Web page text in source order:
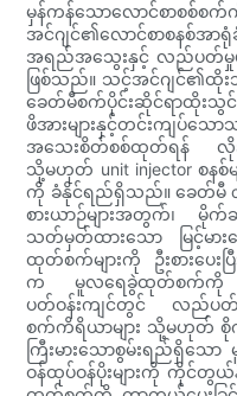
မှန်ကန်သောလောင်စာစ
အင်ဂျင်၏လောင်စာစနစ်အ
အရည်အသွေးနှင့် လည်ပတ်မှုပတ်
ဖြစ်သည်။ သင့်အင်ဂျင်၏ထိုးသွ
ခေတ်မီစက်ပိုင်းဆိုင်ရာထိုးသွင်
ဖိအားများနှင့်တင်းကျပ်
အသေးစိတ်စစ်ထုတ်ရန် လို
သို့မဟုတ် unit injector စနစ်
ကို ခံနိုင်ရည်ရှိသည်။ ခေတ်မီ
စားယာဉ်များအတွက်၊ မို
သတ်မှတ်ထားသော မြင့်မာ
ထုတ်စက်များကို ဦးစားပေ
က မူလရေခွဲထုတ်စက်ကို ထ
ပတ်ဝန်းကျင်တွင် လည်ပ
စက်ကိရိယာများ သို့မဟုတ် စိုက်
ကြီးမားသောစွမ်းရည်ရှိသ
ဝန်ထုပ်ဝန်ပိုးများကို ကိုင်တွ